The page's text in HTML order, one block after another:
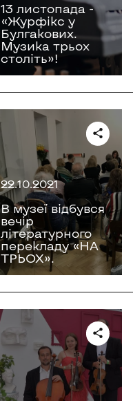
13 листопада -
«Журфікс у
Булгакових.
Музика трьох
століть»!
22.10.2021
В музеї відбувся
вечір
літературного
перекладу «НА
ТРЬОХ».